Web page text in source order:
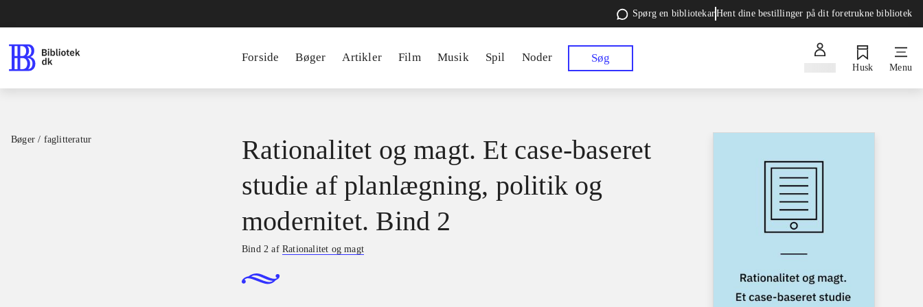
Spørg en bibliotekarHent dine bestillinger på dit foretrukne bibliotek
Forside Bøger Artikler Film Musik Spil Noder Søg
Husk Menu
Bøger / faglitteratur
Rationalitet og magt. Et case-baseret
studie af planlægning, politik og
modernitet. Bind 2
Bind 2 afRationalitet og magt